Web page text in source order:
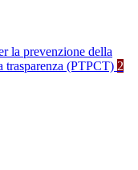
la prevenzione della
trasparenza (PTPCT) 2